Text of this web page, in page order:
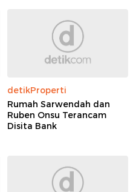
detikProperti
Rumah Sarwendah dan
Ruben Onsu Terancam
Disita Bank